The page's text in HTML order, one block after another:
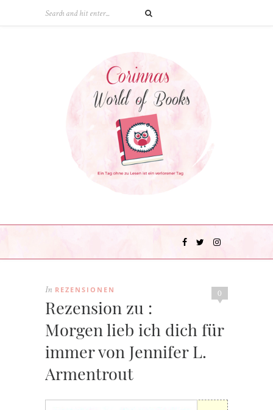
0
In REZENSIONEN
Rezension zu :
Morgen lieb ich dich für
immer von Jennifer L.
Armentrout